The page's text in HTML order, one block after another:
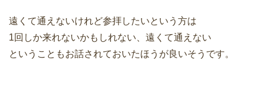
遠くて通えないけれど参拝したいという方は
1回しか来れないかもしれない、遠くて通えない
ということもお話されておいたほうが良いそうです。